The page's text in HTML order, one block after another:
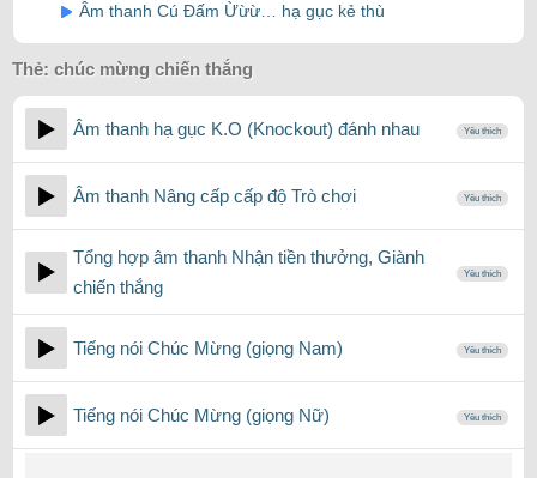
Âm thanh Cú Đấm Ừừừ… hạ gục kẻ thù
Thẻ: chúc mừng chiến thắng
Âm thanh hạ gục K.O (Knockout) đánh nhau Yêu thích
Âm thanh Nâng cấp cấp độ Trò chơi Yêu thích
Tổng hợp âm thanh Nhận tiền thưởng, Giành
chiến thắng
Yêu thích
Tiếng nói Chúc Mừng (giọng Nam) Yêu thích
Tiếng nói Chúc Mừng (giọng Nữ) Yêu thích